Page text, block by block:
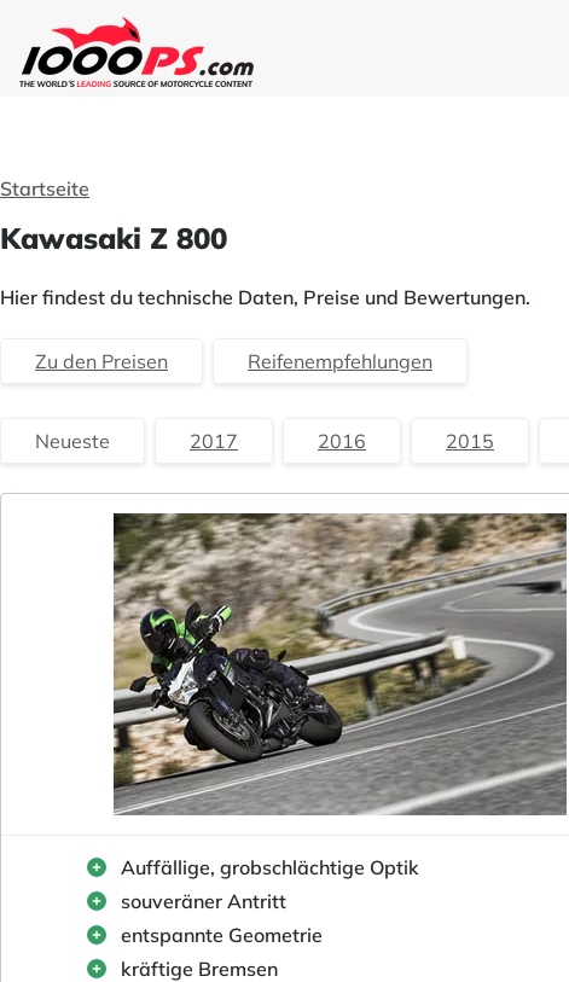
Startseite
Kawasaki Z 800
Hier findest du technische Daten, Preise und Bewertungen.
Zu den Preisen Reifenempfehlungen
Neueste 2017 2016 2015
Auffällige, grobschlächtige Optik
souveräner Antritt
entspannte Geometrie
kräftige Bremsen